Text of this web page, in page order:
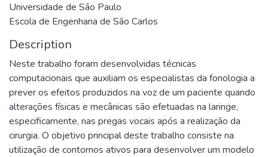
Universidade de São Paulo
Escola de Engenharia de São Carlos
Description
Neste trabalho foram desenvolvidas técnicas
computacionais que auxiliam os especialistas da fonologia a
prever os efeitos produzidos na voz de um paciente quando
alterações físicas e mecânicas são efetuadas na laringe,
especificamente, nas pregas vocais após a realização da
cirurgia. O objetivo principal deste trabalho consiste na
utilização de contornos ativos para desenvolver um modelo